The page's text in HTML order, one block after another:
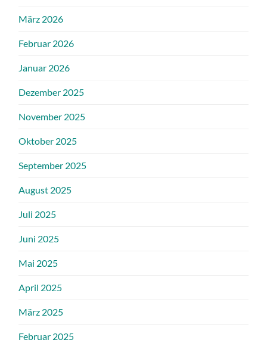
März 2026
Februar 2026
Januar 2026
Dezember 2025
November 2025
Oktober 2025
September 2025
August 2025
Juli 2025
Juni 2025
Mai 2025
April 2025
März 2025
Februar 2025